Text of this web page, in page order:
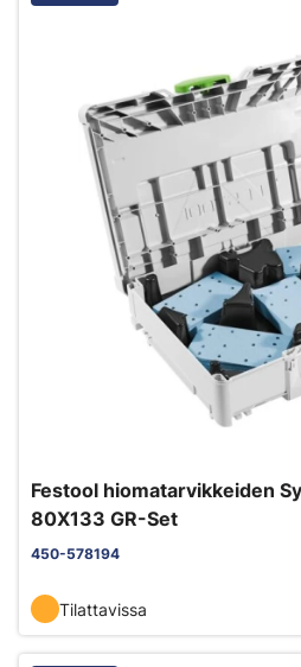
Festool hiomatarvikkeiden
80X133 GR-Set
450-578194
Tilattavissa